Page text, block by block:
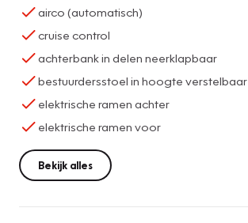
airco (automatisch)
cruise control
achterbank in delen neerklapbaar
bestuurdersstoel in hoogte verstelbaar
elektrische ramen achter
elektrische ramen voor
Bekijk alles